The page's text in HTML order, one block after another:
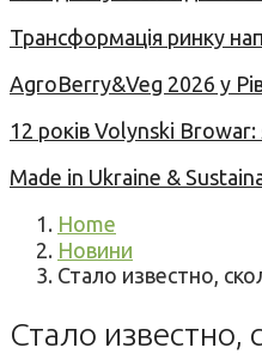
Трансформація ринку
AgroBerry&Veg 2026 у
12 років Volynski Browar:
Made in Ukraine &
Home
Новини
Стало известно,
Стало